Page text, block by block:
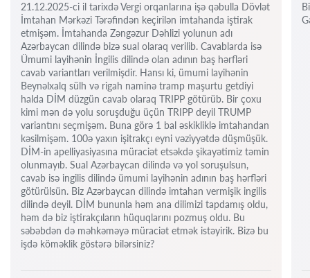
21.12.2025-ci il tarixdə Vergi orqanlarına işə qəbulla Dövlət
İmtahan Mərkəzi Tərəfindən keçirilən imtahanda iştirak
etmişəm. İmtahanda Zəngəzur Dəhlizi yolunun adı
Azərbaycan dilində bizə sual olaraq verilib. Cavablarda isə
Ümumi layihənin İngilis dilində olan adının baş hərfləri
cavab variantları verilmişdir. Hansı ki, ümumi layihənin
Beynəlxalq sülh və rigah naminə tramp maşurtu getdiyi
halda DİM düzgün cavab olaraq TRIPP götürüb. Bir çoxu
kimi mən də yolu soruşduğu üçün TRIPP deyil TRUMP
variantını seçmişəm. Buna görə 1 bal əskikliklə imtahandan
kəsilmişəm. 100ə yaxın işitrakçı eyni vəziyyətdə düşmüşük.
DİM-in apelliyasiyasına müraciət etsəkdə şikayətimiz təmin
olunmayıb. Sual Azərbaycan dilində və yol soruşulsun,
cavab isə ingilis dilində ümumi layihənin adının baş hərfləri
götürülsün. Biz Azərbaycan dilində imtahan vermişik ingilis
dilində deyil. DİM bununla həm ana dilimizi tapdamış oldu,
həm də biz iştirakçıların hüquqlarını pozmuş oldu. Bu
səbəbdən də məhkəməyə müraciət etmək istəyirik. Bizə bu
işdə köməklik göstərə bilərsiniz?